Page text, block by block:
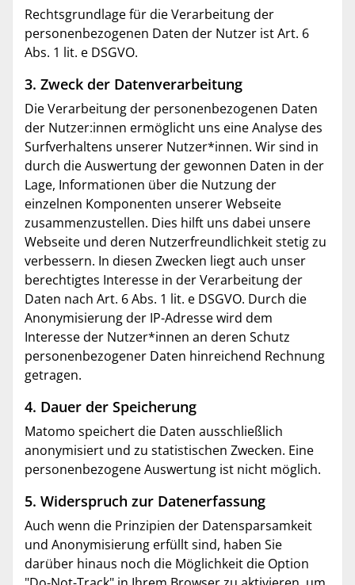
Rechtsgrundlage für die Verarbeitung der
personenbezogenen Daten der Nutzer ist Art. 6
Abs. 1 lit. e DSGVO.
3. Zweck der Datenverarbeitung
Die Verarbeitung der personenbezogenen Daten
der Nutzer:innen ermöglicht uns eine Analyse des
Surfverhaltens unserer Nutzer*innen. Wir sind in
durch die Auswertung der gewonnen Daten in der
Lage, Informationen über die Nutzung der
einzelnen Komponenten unserer Webseite
zusammenzustellen. Dies hilft uns dabei unsere
Webseite und deren Nutzerfreundlichkeit stetig zu
verbessern. In diesen Zwecken liegt auch unser
berechtigtes Interesse in der Verarbeitung der
Daten nach Art. 6 Abs. 1 lit. e DSGVO. Durch die
Anonymisierung der IP-Adresse wird dem
Interesse der Nutzer*innen an deren Schutz
personenbezogener Daten hinreichend Rechnung
getragen.
4. Dauer der Speicherung
Matomo speichert die Daten ausschließlich
anonymisiert und zu statistischen Zwecken. Eine
personenbezogene Auswertung ist nicht möglich.
5. Widerspruch zur Datenerfassung
Auch wenn die Prinzipien der Datensparsamkeit
und Anonymisierung erfüllt sind, haben Sie
darüber hinaus noch die Möglichkeit die Option